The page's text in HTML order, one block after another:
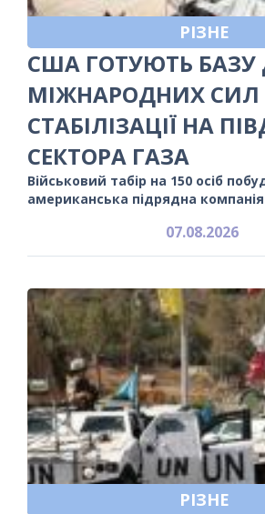
РІЗНЕ
США ГОТУЮТЬ БАЗУ
МІЖНАРОДНИХ СИЛ
СТАБІЛІЗАЦІЇ НА
СЕКТОРА ГАЗА
Військовий табір на 150 осіб
американська підрядна компанія
07.08.2026
РІЗНЕ